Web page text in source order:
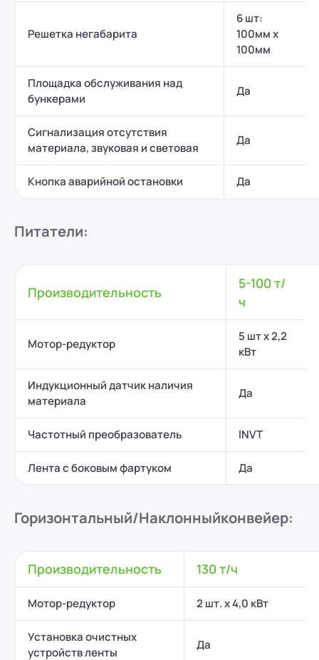
Решетка негабарита
6 шт:
100мм x
100мм
Площадка обслуживания над
бункерами
Да
Сигнализация отсутствия
материала, звуковая и световая
Да
Кнопка аварийной остановки Да
Питатели:
Производительность
5-100 т/
ч
Мотор-редуктор
5 шт x 2,2
кВт
Индукционный датчик наличия
материала
Да
Частотный преобразователь INVT
Лента с боковым фартуком Да
Горизонтальный/Наклонныйконвейер:
Производительность 130 т/ч
Мотор-редуктор 2 шт. х 4,0 кВт
Установка очистных
устройств ленты
Да